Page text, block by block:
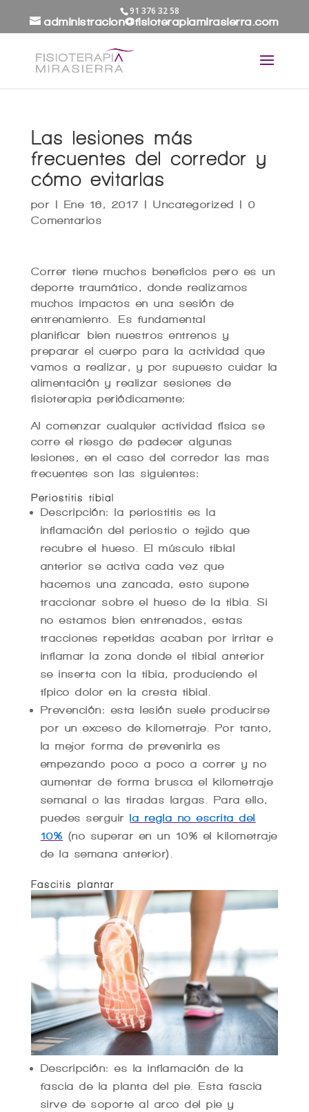
91 376 32 58
administracion@fisioterapiamirasierra.com
Las lesiones más
frecuentes del corredor y
cómo evitarlas
por | Ene 16, 2017 |Uncategorized |0
Comentarios
Correr tiene muchos beneficios pero es un
deporte traumático, donde realizamos
muchos impactos en una sesión de
entrenamiento. Es fundamental
planificar bien nuestros entrenos y
preparar el cuerpo para la actividad que
vamos a realizar, y por supuesto cuidar la
alimentación y realizar sesiones de
fisioterapia periódicamente:
Al comenzar cualquier actividad física se
corre el riesgo de padecer algunas
lesiones, en el caso del corredor las mas
frecuentes son las siguientes:
Periostitis tibial
Descripción: la periostitis es la
inflamación del periostio o tejido que
recubre el hueso. El músculo tibial
anterior se activa cada vez que
hacemos una zancada, esto supone
traccionar sobre el hueso de la tibia. Si
no estamos bien entrenados, estas
tracciones repetidas acaban por irritar e
inflamar la zona donde el tibial anterior
se inserta con la tibia, produciendo el
típico dolor en la cresta tibial.
Prevención: esta lesión suele producirse
por un exceso de kilometraje. Por tanto,
la mejor forma de prevenirla es
empezando poco a poco a correr y no
aumentar de forma brusca el kilometraje
semanal o las tiradas largas. Para ello,
puedes serguirla regla no escrita del
10% (no superar en un 10% el kilometraje
de la semana anterior).
Fascitis plantar
Descripción: es la inflamación de la
fascia de la planta del pie. Esta fascia
sirve de soporte al arco del pie y